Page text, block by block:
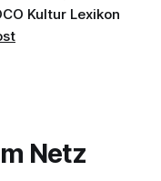
Kultur Lexikon
Netz